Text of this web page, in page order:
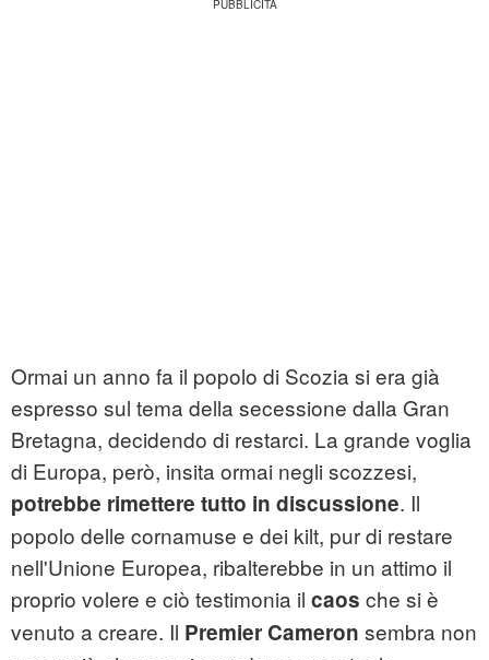
Ormai un anno fa il popolo di Scozia si era già
espresso sul tema della secessione dalla Gran
Bretagna, decidendo di restarci. La grande voglia
di Europa, però, insita ormai negli scozzesi,
potrebbe rimettere tutto in discussione. Il
popolo delle cornamuse e dei kilt, pur di restare
nell'Unione Europea, ribalterebbe in un attimo il
proprio volere e ciò testimonia il caos che si è
venuto a creare. Il Premier Cameron sembra non